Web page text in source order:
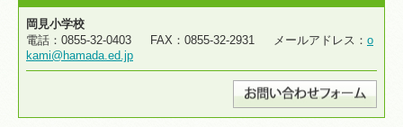
岡見小学校
電話：0855-32-0403 FAX：0855-32-2931 メールアドレス： o
kami@hamada.ed.jp